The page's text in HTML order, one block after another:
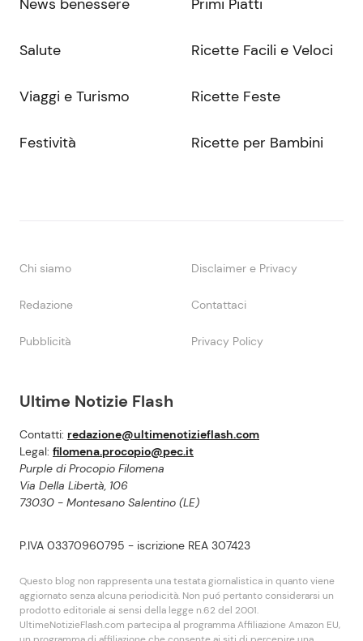
Ultime Notizie Flash
Contatti: redazione@ultimenotizieflash.com
Legal: filomena.procopio@pec.it
Purple di Procopio Filomena
Via Della Libertà, 106
73030 - Montesano Salentino (LE)
P.IVA 03370960795 - iscrizione REA 307423
Questo blog non rappresenta una testata giornalistica in quanto viene
aggiornato senza alcuna periodicità. Non puó pertanto considerarsi un
prodotto editoriale ai sensi della legge n.62 del 2001.
UltimeNotizieFlash.com partecipa al programma Affiliazione Amazon EU,
Salute
Viaggi e Turismo
Festività
Ricette Facili e Veloci
Ricette Feste
Ricette per Bambini
Chi siamo Disclaimer e Privacy
Redazione Contattaci
Pubblicità Privacy Policy